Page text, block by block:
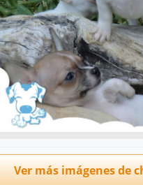
Ver más imágenes de